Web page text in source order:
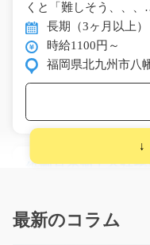
くと「難しそう、、
長期（3ヶ月以上）
時給1100円～
福岡県北九州市八
紙製品の加工会社
アットホームな職場で
最新のコラム